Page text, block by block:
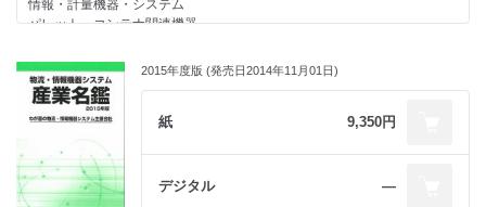
情報・計量機器・システム
パレット・コンテナ関連機器
ホイスト・チェンブロック・クレーン
その他
-----------------------------------------------------------
社名索引/名鑑の見方・使い方
-----------------------------------------------------------
2015年度版 (発売日2014年11月01日)
紙 9,350円
デジタル ―